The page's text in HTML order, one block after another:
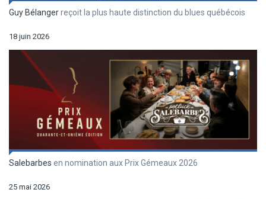
Guy Bélangerreçoit la plus haute distinction du blues québécois
18 juin 2026
Salebarbes en nomination aux Prix Gémeaux 2026
25 mai 2026